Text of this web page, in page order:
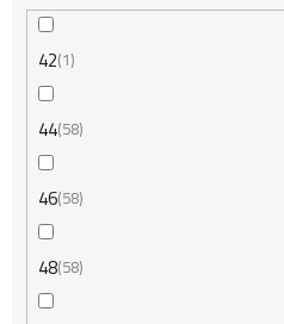
42 1
44 58
46 58
48 58